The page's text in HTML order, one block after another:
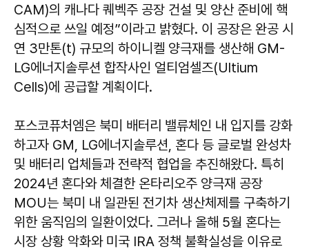
CAM)의 캐나다 퀘벡주 공장 건설 및 양산 준비에 핵
심적으로 쓰일 예정”이라고 밝혔다. 이 공장은 완공 시
연 3만톤(t) 규모의 하이니켈 양극재를 생산해 GM-
LG에너지솔루션 합작사인 얼티엄셀즈(Ultium
Cells)에 공급할 계획이다.
포스코퓨처엠은 북미 배터리 밸류체인 내 입지를 강화
하고자 GM, LG에너지솔루션, 혼다 등 글로벌 완성차
및 배터리 업체들과 전략적 협업을 추진해왔다. 특히
2024년 혼다와 체결한 온타리오주 양극재 공장
MOU는 북미 내 일관된 전기차 생산체제를 구축하기
위한 움직임의 일환이었다. 그러나 올해 5월 혼다는
시장 상황 악화와 미국 IRA 정책 불확실성을 이유로